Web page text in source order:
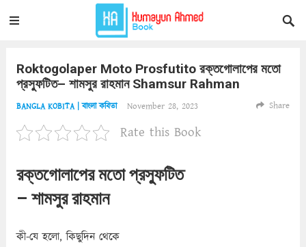
Roktogolaper Moto Prosfutito রক্তগোলাপের মতো
প্রস্ফুটিত– শামসুর রাহমান Shamsur Rahman
BANGLA KOBITA | বাংলা কবিতা November 28, 2023 Share
Rate this Book
রক্তগোলাপের মতো প্রস্ফুটিত
– শামসুর রাহমান
কী-যে হলো, কিছুদিন থেকে